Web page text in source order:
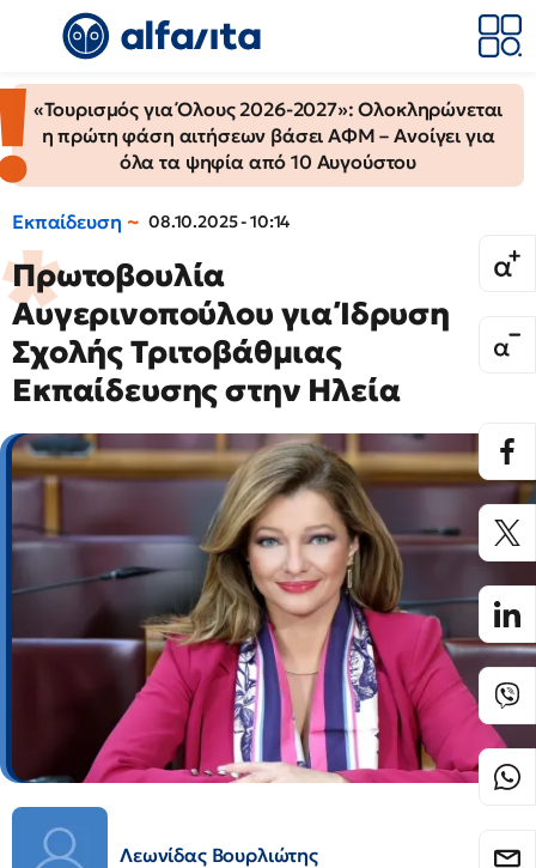
«Τουρισμός για Όλους 2026-2027»: Ολοκληρώνεται
η πρώτη φάση αιτήσεων βάσει ΑΦΜ – Ανοίγει για
όλα τα ψηφία από 10 Αυγούστου
Εκπαίδευση 08.10.2025 - 10:14
Πρωτοβουλία
Αυγερινοπούλου για Ίδρυση
Σχολής Τριτοβάθμιας
Εκπαίδευσης στην Ηλεία
Λεωνίδας Βουρλιώτης